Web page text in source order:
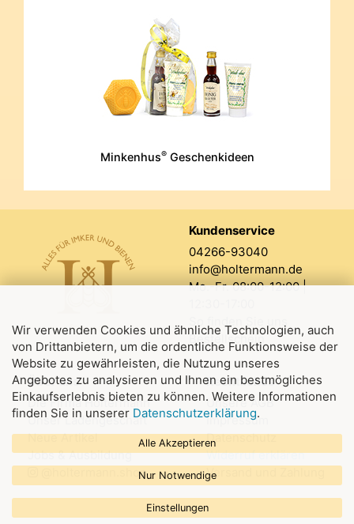
Wir verwenden Cookies und ähnliche Technologien, auch
von Drittanbietern, um die ordentliche Funktionsweise der
Website zu gewährleisten, die Nutzung unseres
Angebotes zu analysieren und Ihnen ein bestmögliches
Einkaufserlebnis bieten zu können. Weitere Informationen
finden Sie in unserer Datenschutzerklärung.
Alle Akzeptieren
Nur Notwendige
Einstellungen
Minkenhus®Geschenkideen
Kundenservice
04266-93040
info@holtermann.de
Mo.-Fr. 08:00-12:00 |
So finden Sie uns
Bestellschein
Über uns
Die Firma Holtermann
Unser Ladengeschäft
Neue Artikel
Jobs & Ausbildung
@holtermann.shop
Rechtliches
Unsere AGB
Impressum
Datenschutz
Widerruf erklären
Versand und Zahlung